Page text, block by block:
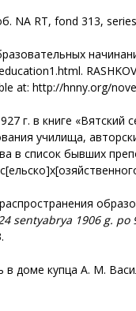
NA RT, fond 313,
at: http://hnny.org/
г. в книге
училища,
в список бывших
sentyabrya 1906 g. po
в доме купца А. М.